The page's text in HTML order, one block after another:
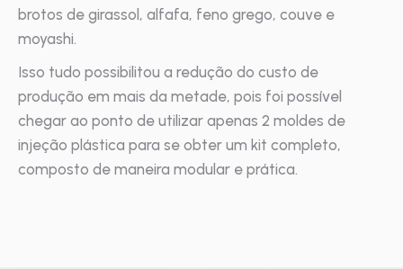
brotos de girassol, alfafa, feno grego, couve e
moyashi.
Isso tudo possibilitou a redução do custo de
produção em mais da metade, pois foi possível
chegar ao ponto de utilizar apenas 2 moldes de
injeção plástica para se obter um kit completo,
composto de maneira modular e prática.